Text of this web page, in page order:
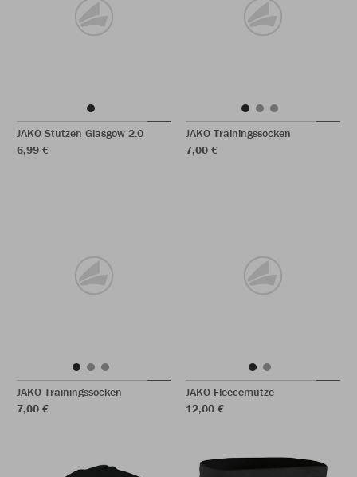
JAKO Stutzen Glasgow 2.0
6,99 €
JAKO Trainingssocken
7,00 €
JAKO Trainingssocken
7,00 €
JAKO Fleecemütze
12,00 €